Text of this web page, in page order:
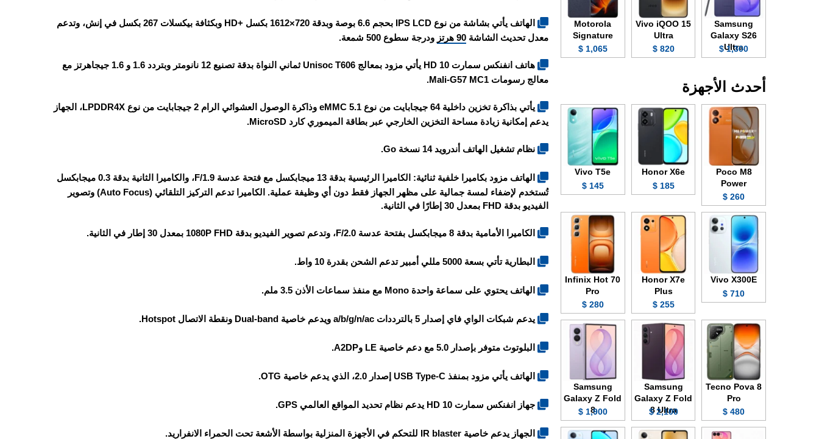
الهاتف يأتي بشاشة من نوع IPS LCD بحجم 6.6 بوصة وبدقة 720×1612 بكسل +HD وبكثافة بيكسلات 267 بكسل في إنش، وتدعم
معدل تحديث الشاشة 90 هرتز ودرجة سطوع 500 شمعة.
هاتف انفنكس سمارت 10 HD يأتي مزود بمعالج Unisoc T606 ثماني النواة بدقة تصنيع 12 نانومتر وبتردد 1.6 و 1.6 جيجاهرتز مع
معالج رسومات Mali-G57 MC1.
يأتي بذاكرة تخزين داخلية 64 جيجابايت من نوع eMMC 5.1 وذاكرة الوصول العشوائي الرام 2 جيجابايت من نوع LPDDR4X،
الجهاز
يدعم إمكانية زيادة مساحة التخزين الخارجي عبر بطاقة الميموري كارد MicroSD.
نظام تشغيل الهاتف أندرويد 14 نسخة Go.
الهاتف مزود بكاميرا خلفية ثنائية: الكاميرا الرئيسية بدقة 13 ميجابكسل مع فتحة عدسة F/1.9، والكاميرا الثانية بدقة 0.3 ميجابكسل
تُستخدم لإضفاء لمسة جمالية على مظهر الجهاز فقط دون أي وظيفة عملية. الكاميرا تدعم التركيز التلقائي (Auto Focus) وتصوير
الفيديو بدقة FHD بمعدل 30 إطارًا في الثانية.
الكاميرا الأمامية بدقة 8 ميجابكسل بفتحة عدسة F/2.0، وتدعم تصوير الفيديو بدقة 1080P FHD بمعدل 30 إطار في الثانية.
البطارية تأتي بسعة 5000 مللي أمبير تدعم الشحن بقدرة 10 واط.
الهاتف يحتوي على سماعة واحدة Mono مع منفذ سماعات الأذن 3.5 ملم.
يدعم شبكات الواي فاي إصدار 5 بالترددات a/b/g/n/ac ويدعم خاصية Dual-band ونقطة الاتصال Hotspot.
البلوتوث متوفر بإصدار 5.0 مع دعم خاصية LE وA2DP.
الهاتف يأتي مزود بمنفذ USB Type-C إصدار 2.0، الذي يدعم خاصية OTG.
جهاز انفنكس سمارت 10 HD يدعم نظام تحديد المواقع العالمي GPS.
الجهاز يدعم خاصية IR blaster للتحكم في الأجهزة المنزلية بواسطة الأشعة تحت الحمراء الانفراريد.
Samsung
Galaxy S26
Ultra
1,300 $
Vivo iQOO 15
Ultra
820 $
Motorola
Signature
1,065 $
أحدث الأجهزة
Poco M8
Power
260 $
Honor X6e
185 $
Vivo T5e
145 $
Vivo X300E
710 $
Honor X7e
Plus
255 $
Infinix Hot 70
Pro
280 $
Tecno Pova 8
Pro
480 $
Samsung
Galaxy Z Fold
8 Ultra
2,100 $
Samsung
Galaxy Z Fold
8
1,900 $